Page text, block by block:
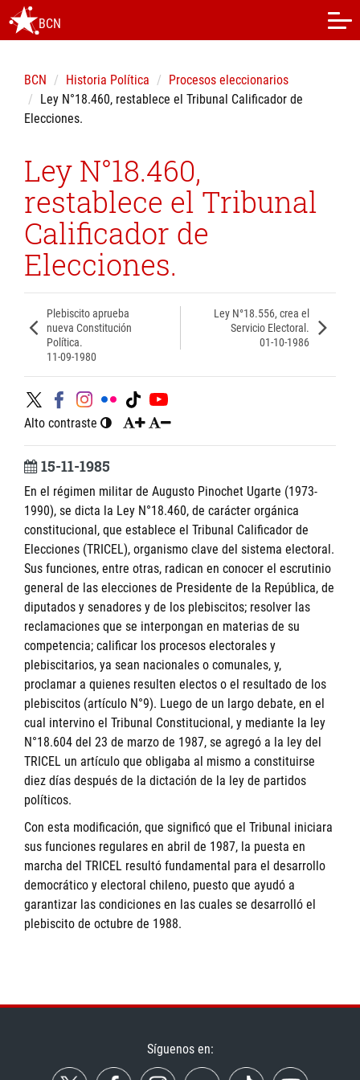
BCN
BCN Historia Política
Procesos eleccionarios
Ley N°18.460, restablece el Tribunal Calificador de
Elecciones.
Ley N°18.460,
restablece el Tribunal
Calificador de
Elecciones.
Plebiscito aprueba
nueva Constitución
Política.
11-09-1980
Ley N°18.556, crea el
Servicio Electoral.
01-10-1986
Alto contraste
15-11-1985
En el régimen militar de Augusto Pinochet Ugarte (1973-
1990), se dicta la Ley N°18.460, de carácter orgánica
constitucional, que establece el Tribunal Calificador de
Elecciones (TRICEL), organismo clave del sistema electoral.
Sus funciones, entre otras, radican en conocer el escrutinio
general de las elecciones de Presidente de la República, de
diputados y senadores y de los plebiscitos; resolver las
reclamaciones que se interpongan en materias de su
competencia; calificar los procesos electorales y
plebiscitarios, ya sean nacionales o comunales, y,
proclamar a quienes resulten electos o el resultado de los
plebiscitos (artículo N°9). Luego de un largo debate, en el
cual intervino el Tribunal Constitucional, y mediante la ley
N°18.604 del 23 de marzo de 1987, se agregó a la ley del
TRICEL un artículo que obligaba al mismo a constituirse
diez días después de la dictación de la ley de partidos
políticos.
Con esta modificación, que significó que el Tribunal iniciara
sus funciones regulares en abril de 1987, la puesta en
marcha del TRICEL resultó fundamental para el desarrollo
democrático y electoral chileno, puesto que ayudó a
garantizar las condiciones en las cuales se desarrolló el
plebiscito de octubre de 1988.
Síguenos en: